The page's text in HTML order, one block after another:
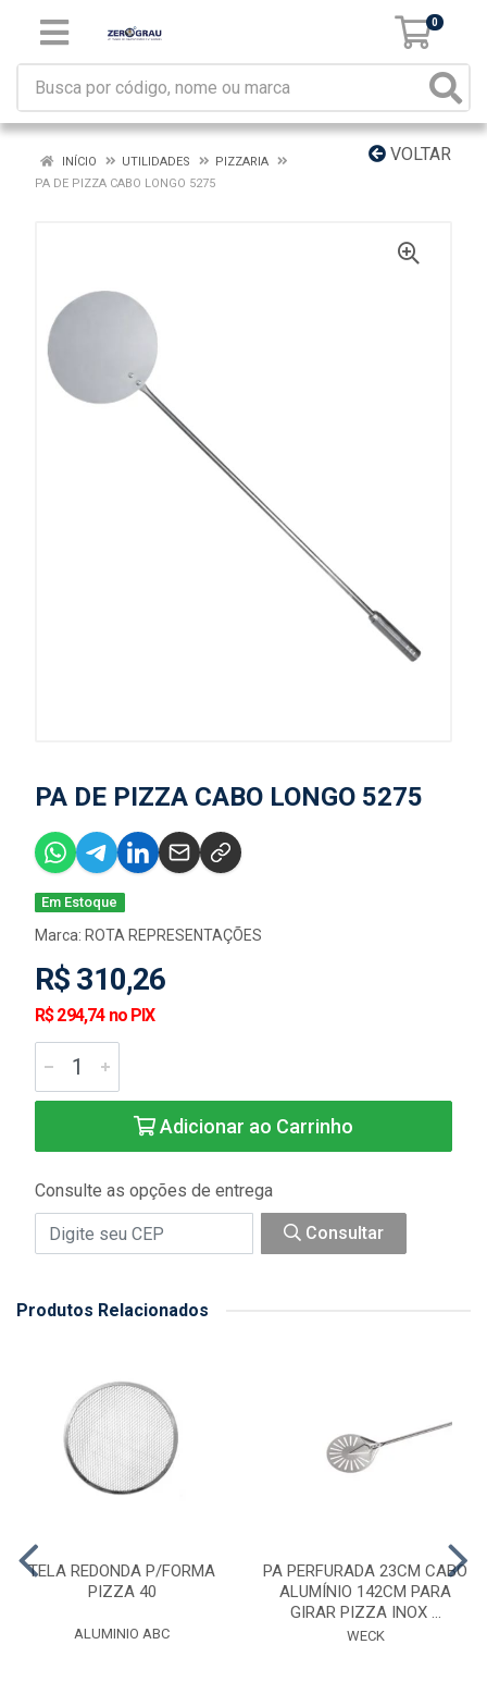
0
VOLTAR
INÍCIO UTILIDADES
PIZZARIA
PA DE PIZZA CABO LONGO 5275
PA DE PIZZA CABO LONGO 5275
Em Estoque
Marca: ROTA REPRESENTAÇÕES
R$ 310,26
R$ 294,74 no PIX
Adicionar ao Carrinho
Consulte as opções de entrega
Consultar
Produtos Relacionados
TELA REDONDA P/FORMA
PIZZA 40
ALUMINIO ABC
PA PERFURADA 23CM CABO
ALUMÍNIO 142CM PARA
GIRAR PIZZA INOX ...
WECK